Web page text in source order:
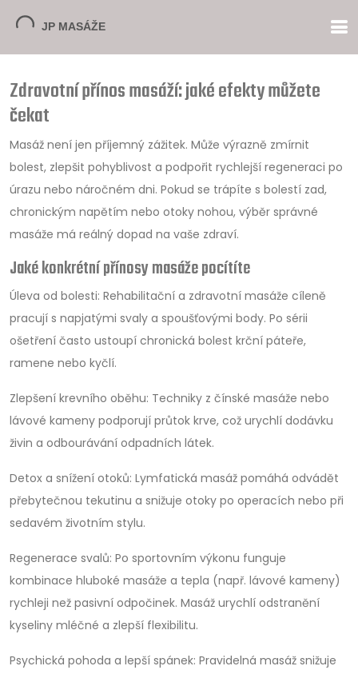
Zdravotní přínos masáží: jaké efekty můžete
čekat
Masáž není jen příjemný zážitek. Může výrazně zmírnit
bolest, zlepšit pohyblivost a podpořit rychlejší regeneraci po
úrazu nebo náročném dni. Pokud se trápíte s bolestí zad,
chronickým napětím nebo otoky nohou, výběr správné
masáže má reálný dopad na vaše zdraví.
Jaké konkrétní přínosy masáže pocítíte
Úleva od bolesti: Rehabilitační a zdravotní masáže cíleně
pracují s napjatými svaly a spoušťovými body. Po sérii
ošetření často ustoupí chronická bolest krční páteře,
ramene nebo kyčlí.
Zlepšení krevního oběhu: Techniky z čínské masáže nebo
lávové kameny podporují průtok krve, což urychlí dodávku
živin a odbourávání odpadních látek.
Detox a snížení otoků: Lymfatická masáž pomáhá odvádět
přebytečnou tekutinu a snižuje otoky po operacích nebo při
sedavém životním stylu.
Regenerace svalů: Po sportovním výkonu funguje
kombinace hluboké masáže a tepla (např. lávové kameny)
rychleji než pasivní odpočinek. Masáž urychlí odstranění
kyseliny mléčné a zlepší flexibilitu.
Psychická pohoda a lepší spánek: Pravidelná masáž snižuje